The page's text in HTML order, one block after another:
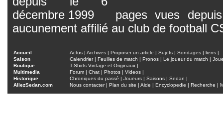
pages vues
aucunement affilié au club de football
Accueil Actus | Archives | Proposer un article | Sujets | Sondages | liens |
Saison
Calendrier| Feuilles de match | Pronos | Le joueur du match |
Boutique
T-Shirts Vintage et Originaux |
Multimedia
Forum | Chat | Photos | Videos |
Historique
Chroniques du passé | Joueurs | Saisons | Sedan |
AllezSedan.com
Nous contacter| Plan du site | Aide | Encyclopedie | Recherche |